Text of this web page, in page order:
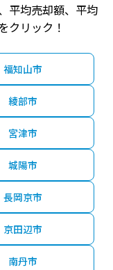
平均売却額、平均
クリック！
福知山市
綾部市
宮津市
城陽市
長岡京市
京田辺市
南丹市